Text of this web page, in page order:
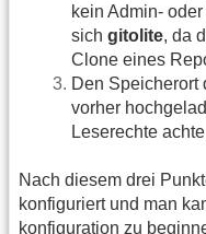
kein Admin-
sich gitolite, da
Clone eines
Den Speicherort
vorher
Leserechte
Nach diesem drei
konfiguriert und man
konfiguration zu